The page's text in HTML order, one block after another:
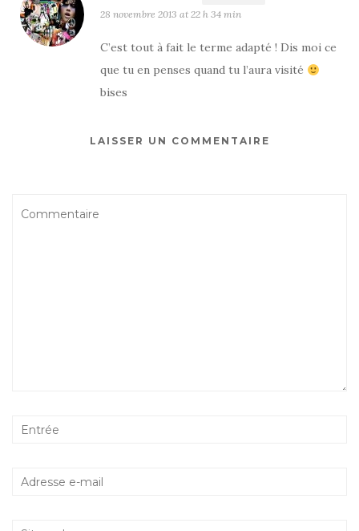
28 novembre 2013 at 22 h 34 min
C’est tout à fait le terme adapté ! Dis moi ce
que tu en penses quand tu l’aura visité
bises
LAISSER UN COMMENTAIRE